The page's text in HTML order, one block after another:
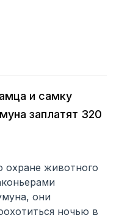
и самку
заплатят 320
охране животного
они
ночью в